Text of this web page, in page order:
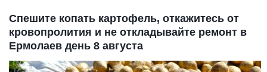
Спешите копать картофель, откажитесь от
кровопролития и не откладывайте ремонт в
Ермолаев день 8 августа